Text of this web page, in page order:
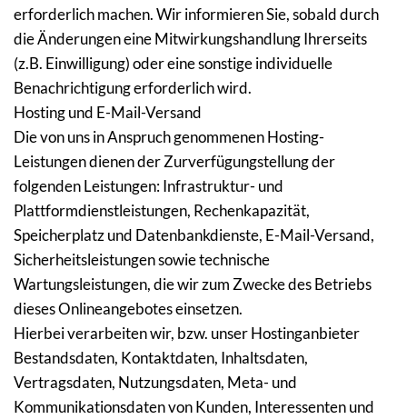
erforderlich machen. Wir informieren Sie, sobald durch
die Änderungen eine Mitwirkungshandlung Ihrerseits
(z.B. Einwilligung) oder eine sonstige individuelle
Benachrichtigung erforderlich wird.
Hosting und E-Mail-Versand
Die von uns in Anspruch genommenen Hosting-
Leistungen dienen der Zurverfügungstellung der
folgenden Leistungen: Infrastruktur- und
Plattformdienstleistungen, Rechenkapazität,
Speicherplatz und Datenbankdienste, E-Mail-Versand,
Sicherheitsleistungen sowie technische
Wartungsleistungen, die wir zum Zwecke des Betriebs
dieses Onlineangebotes einsetzen.
Hierbei verarbeiten wir, bzw. unser Hostinganbieter
Bestandsdaten, Kontaktdaten, Inhaltsdaten,
Vertragsdaten, Nutzungsdaten, Meta- und
Kommunikationsdaten von Kunden, Interessenten und